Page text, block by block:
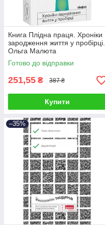
Книга Плідна праця. Хроніки
зародження життя у пробірці.
Ольга Малюта
Готово до відправки
251,55 ₴ 387 ₴
Купити
–35%